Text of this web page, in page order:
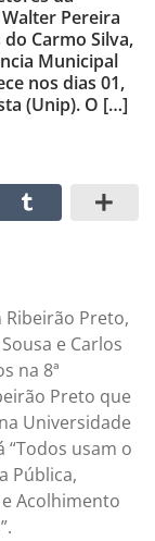
Pereira
do Carmo Silva,
Municipal
nos dias 01,
(Unip). O […]
Preto,
e Carlos
na 8ª
Preto que
Universidade
“Todos usam o
Pública,
Acolhimento